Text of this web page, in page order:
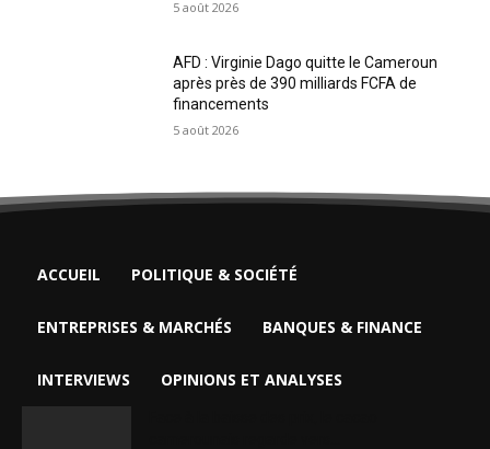
5 août 2026
AFD : Virginie Dago quitte le Cameroun
après près de 390 milliards FCFA de
financements
5 août 2026
ACCUEIL POLITIQUE & SOCIÉTÉ
ENTREPRISES & MARCHÉS BANQUES & FINANCE
INTERVIEWS OPINIONS ET ANALYSES